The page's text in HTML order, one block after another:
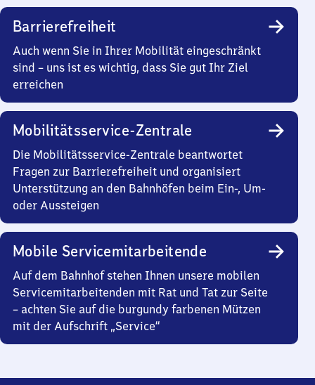
Barrierefreiheit
Auch wenn Sie in Ihrer Mobilität eingeschränkt
sind – uns ist es wichtig, dass Sie gut Ihr Ziel
erreichen
Mobilitätsservice-Zentrale
Die Mobilitätsservice-Zentrale beantwortet
Fragen zur Barrierefreiheit und organisiert
Unterstützung an den Bahnhöfen beim Ein-, Um-
oder Aussteigen
Mobile Servicemitarbeitende
Auf dem Bahnhof stehen Ihnen unsere mobilen
Servicemitarbeitenden mit Rat und Tat zur Seite
– achten Sie auf die burgundy farbenen Mützen
mit der Aufschrift „Service“